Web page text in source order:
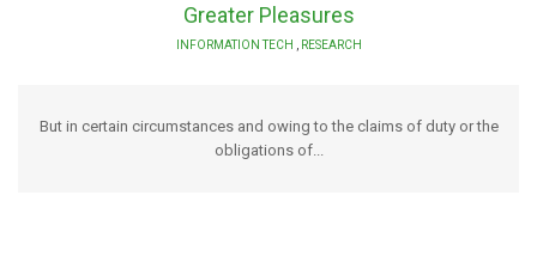
Greater Pleasures
INFORMATION TECH RESEARCH
But in certain circumstances and owing to the claims of duty or the
obligations of...